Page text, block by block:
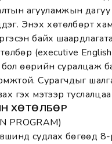
агууламжын
Энэхүү хөтөлбөрт
байх
(executive
өөрийн суралцаж
Сурагчдыг
гэх мэтээр туслалцаа
ХӨТӨЛБӨР
PROGRAM)
судлах бөгөөд 8-р